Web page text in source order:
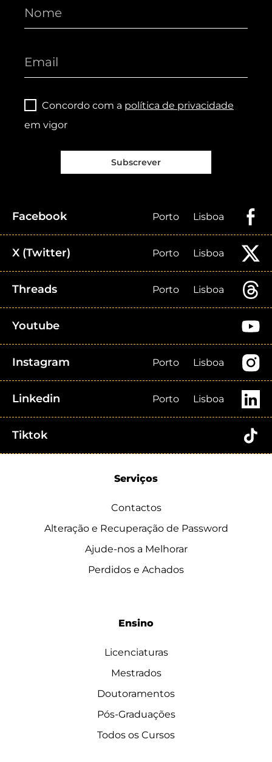
Concordo com a política de privacidade
em vigor
Subscrever
Facebook Porto Lisboa
X (Twitter) Porto Lisboa
Threads Porto Lisboa
Youtube
Instagram Porto Lisboa
Linkedin Porto Lisboa
Tiktok
Serviços
Contactos
Alteração e Recuperação de Password
Ajude-nos a Melhorar
Perdidos e Achados
Ensino
Licenciaturas
Mestrados
Doutoramentos
Pós-Graduações
Todos os Cursos